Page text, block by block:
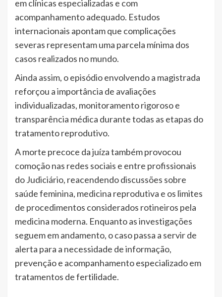
em clínicas especializadas e com
acompanhamento adequado. Estudos
internacionais apontam que complicações
severas representam uma parcela mínima dos
casos realizados no mundo.
Ainda assim, o episódio envolvendo a magistrada
reforçou a importância de avaliações
individualizadas, monitoramento rigoroso e
transparência médica durante todas as etapas do
tratamento reprodutivo.
A morte precoce da juíza também provocou
comoção nas redes sociais e entre profissionais
do Judiciário, reacendendo discussões sobre
saúde feminina, medicina reprodutiva e os limites
de procedimentos considerados rotineiros pela
medicina moderna. Enquanto as investigações
seguem em andamento, o caso passa a servir de
alerta para a necessidade de informação,
prevenção e acompanhamento especializado em
tratamentos de fertilidade.